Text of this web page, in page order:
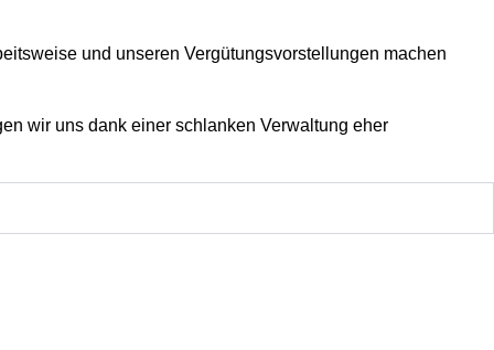
und unseren Vergütungsvorstellungen machen
wir uns dank einer schlanken Verwaltung eher